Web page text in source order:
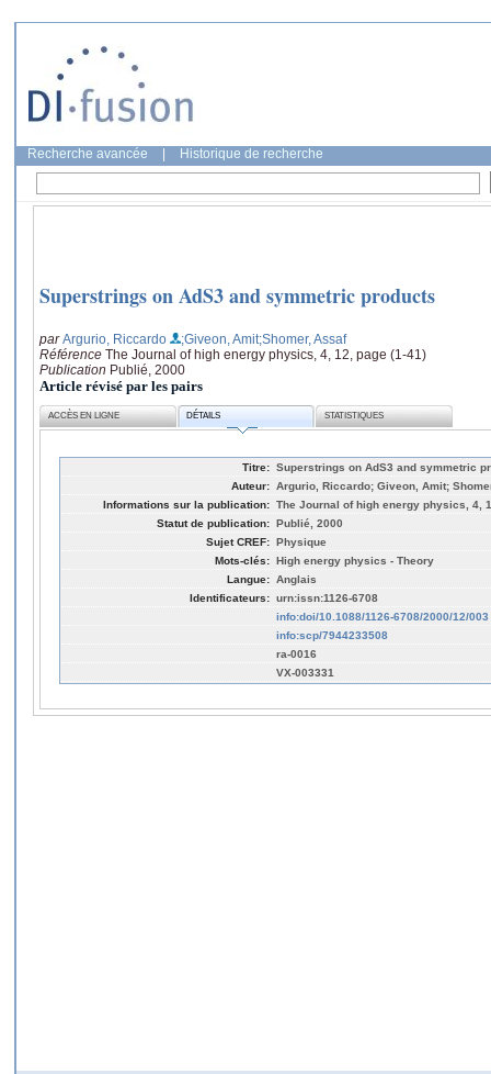
Recherche avancée Historique de recherche
Superstrings on AdS3 and symmetric products
parArgurio, Riccardo ;Giveon, Amit;Shomer, Assaf
Référence The Journal of high energy physics, 4, 12, page (1-41)
Publication Publié, 2000
Article révisé par les pairs
ACCÈS EN LIGNE DÉTAILS STATISTIQUES
Titre: Superstrings on AdS3 and symmetric
Auteur: Argurio, Riccardo; Giveon, Amit;
Informations sur la publication: The Journal of high energy physics, 4,
Statut de publication: Publié, 2000
Sujet CREF: Physique
Mots-clés: High energy physics - Theory
Langue: Anglais
Identificateurs: urn:issn:1126-6708
info:doi/10.1088/1126-6708/2000/12/003
info:scp/7944233508
ra-0016
VX-003331